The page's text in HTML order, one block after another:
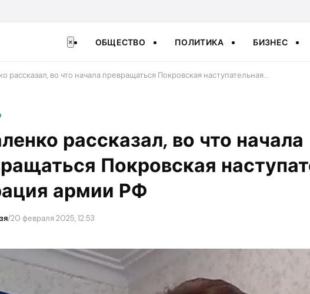
× ОБЩЕСТВО ПОЛИТИКА БИЗНЕС
рассказал, во что начала превращаться Покровская наступательная…
рассказал, во что начала
Покровская
армии РФ
/20 февраля 2025, 12:53